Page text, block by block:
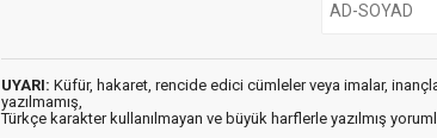
UYARI: Küfür, hakaret, rencide edici cümleler veya imalar,
yazılmamış,
Türkçe karakter kullanılmayan ve büyük harflerle yazılmış